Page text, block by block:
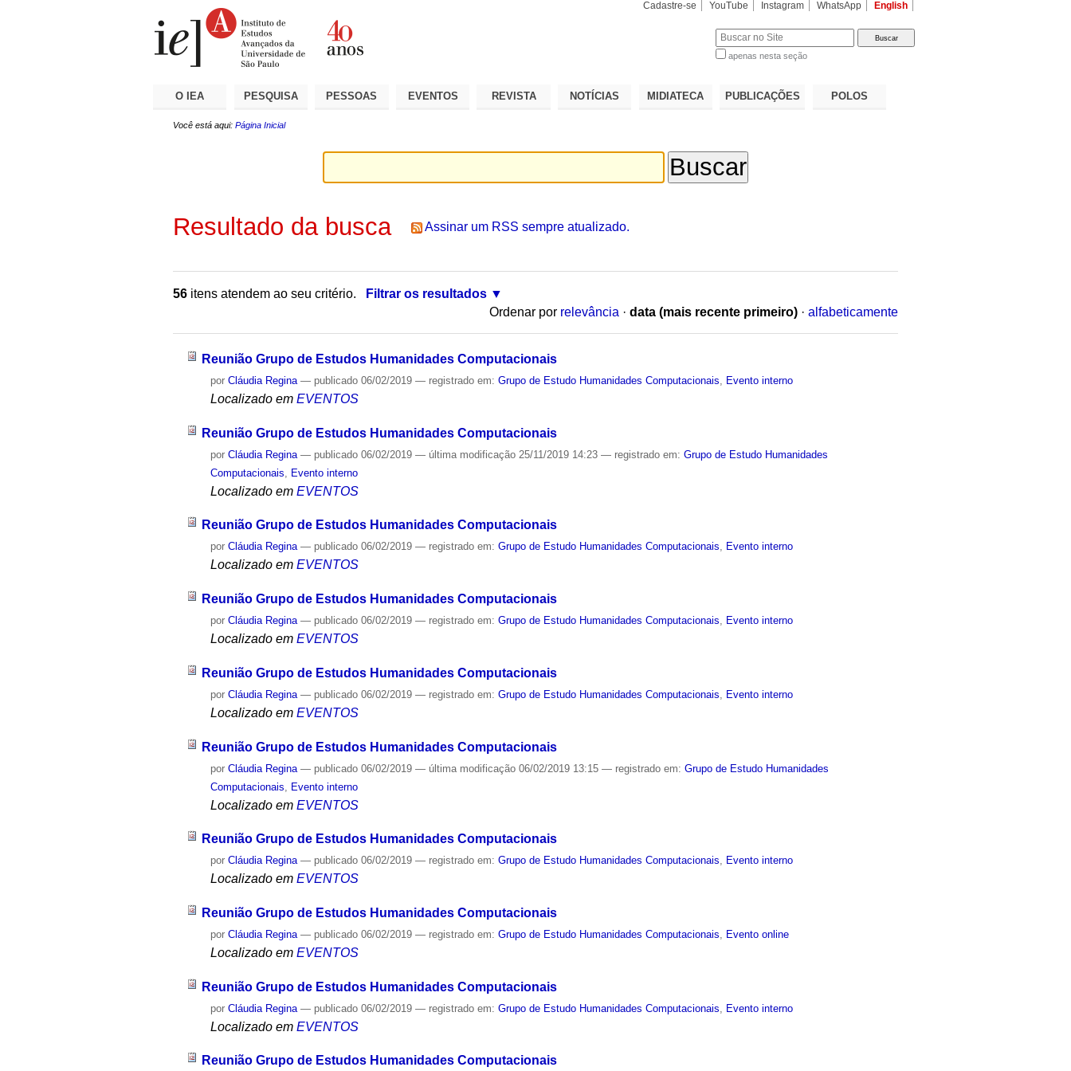
Cadastre-se YouTube Instagram WhatsApp English
apenas nesta seção
O IEA PESQUISA PESSOAS EVENTOS REVISTA NOTÍCIAS MIDIATECA PUBLICAÇÕES POLOS
Você está aqui: Página Inicial
Resultado da busca Assinar um RSS sempre atualizado.
56 itens atendem ao seu critério.
Filtrar os resultados
Ordenar por relevância · data (mais recente primeiro) · alfabeticamente
Reunião Grupo de Estudos Humanidades Computacionais
porCláudia Regina — publicado 06/02/2019— registrado em:Grupo de Estudo Humanidades Computacionais Evento interno
Localizado em EVENTOS
Reunião Grupo de Estudos Humanidades Computacionais
porCláudia Regina — publicado 06/02/2019— última modificação 25/11/2019 14:23— registrado em:Grupo de Estudo Humanidades
Computacionais
Evento interno
Localizado em EVENTOS
Reunião Grupo de Estudos Humanidades Computacionais
porCláudia Regina — publicado 06/02/2019— registrado em:Grupo de Estudo Humanidades Computacionais, Evento interno
Localizado em EVENTOS
Reunião Grupo de Estudos Humanidades Computacionais
porCláudia Regina — publicado 06/02/2019— registrado em:Grupo de Estudo Humanidades Computacionais, Evento interno
Localizado em EVENTOS
Reunião Grupo de Estudos Humanidades Computacionais
porCláudia Regina — publicado 06/02/2019— registrado em:Grupo de Estudo Humanidades Computacionais Evento interno
Localizado em EVENTOS
Reunião Grupo de Estudos Humanidades Computacionais
porCláudia Regina — publicado 06/02/2019— última modificação 06/02/2019 13:15— registrado em:Grupo de Estudo Humanidades
Computacionais
Evento interno
Localizado em EVENTOS
Reunião Grupo de Estudos Humanidades Computacionais
porCláudia Regina — publicado 06/02/2019— registrado em:Grupo de Estudo Humanidades Computacionais, Evento interno
Localizado em EVENTOS
Reunião Grupo de Estudos Humanidades Computacionais
porCláudia Regina — publicado 06/02/2019— registrado em:Grupo de Estudo Humanidades Computacionais Evento online
Localizado em EVENTOS
Reunião Grupo de Estudos Humanidades Computacionais
porCláudia Regina — publicado 06/02/2019— registrado em:Grupo de Estudo Humanidades Computacionais Evento interno
Localizado em EVENTOS
Reunião Grupo de Estudos Humanidades Computacionais